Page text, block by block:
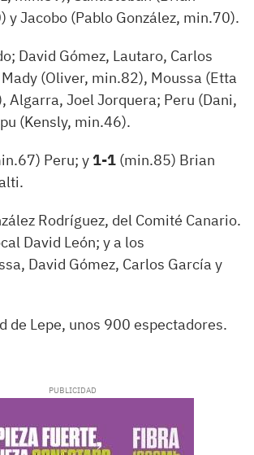
y Jacobo (Pablo González, min.70).
David Gómez, Lautaro, Carlos
(Oliver, min.82), Moussa (Etta
Algarra, Joel Jorquera; Peru (Dani,
(Kensly, min.46).
Peru; y 1-1 (min.85) Brian
Rodríguez, del Comité Canario.
David León; y a los
David Gómez, Carlos García y
de Lepe, unos 900 espectadores.